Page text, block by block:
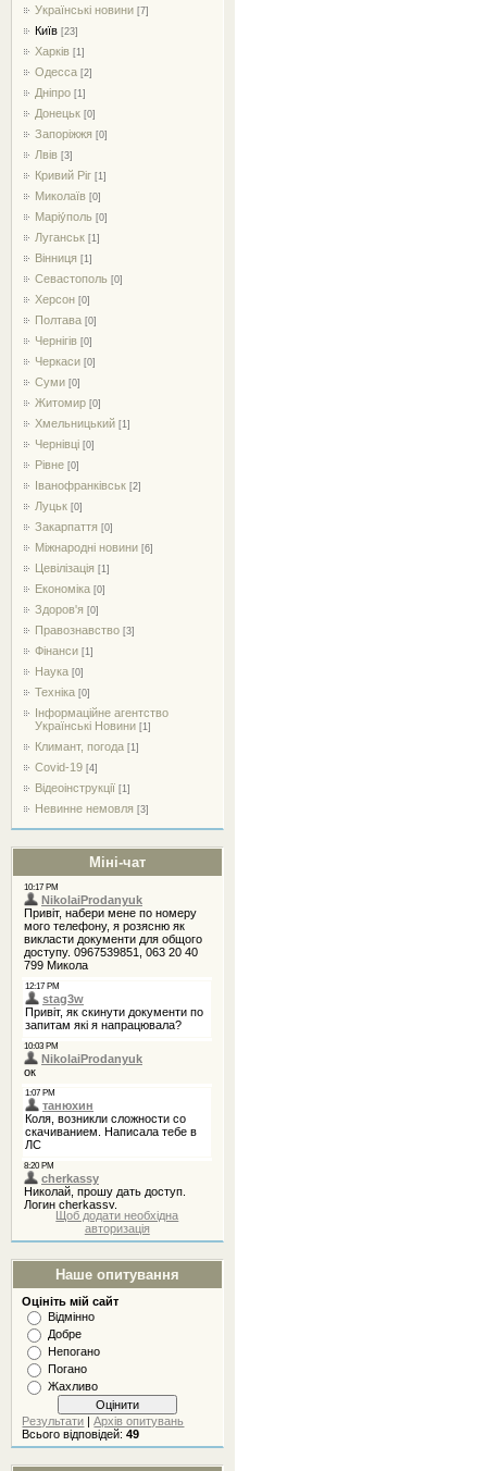
Українські новини [7]
Київ [23]
Харків [1]
Одесса [2]
Дніпро [1]
Донецьк [0]
Запоріжжя [0]
Лвів [3]
Кривий Ріг [1]
Миколаїв [0]
Маріу́поль [0]
Луганськ [1]
Вінниця [1]
Севастополь [0]
Херсон [0]
Полтава [0]
Чернігів [0]
Черкаси [0]
Суми [0]
Житомир [0]
Хмельницький [1]
Чернівці [0]
Рівне [0]
Іванофранківськ [2]
Луцьк [0]
Закарпаття [0]
Міжнародні новини [6]
Цевілізація [1]
Економіка [0]
Здоров'я [0]
Правознавство [3]
Фінанси [1]
Наука [0]
Техніка [0]
Інформаційне агентство
Українські Новини [1]
Климант, погода [1]
Covid-19 [4]
Відеоінструкції [1]
Невинне немовля [3]
Міні-чат
Щоб додати необхідна
авторизація
Наше опитування
Оцініть мій сайт
Відмінно
Добре
Непогано
Погано
Жахливо
Результати |Архів опитувань
Всього відповідей:49